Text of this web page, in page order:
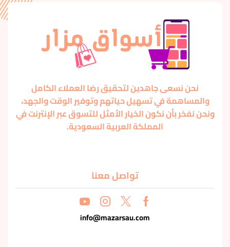
نحن نسعى جاهدين لتحقيق رضا العملاء الكامل
والمساهمة في تسهيل حياتهم وتوفير الوقت والجهد،
ونحن نفخر بأن نكون الخيار الأمثل للتسوق عبر الإنترنت في
المملكة العربية السعودية.
تواصل معنا
info@mazarsau.com